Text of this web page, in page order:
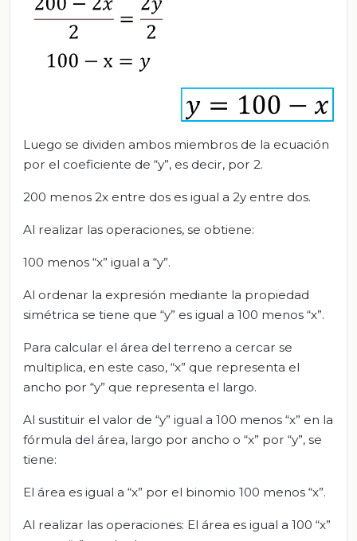
Luego se dividen ambos miembros de la ecuación
por el coeficiente de “y”, es decir, por 2.
200 menos 2x entre dos es igual a 2y entre dos.
Al realizar las operaciones, se obtiene:
100 menos “x” igual a “y”.
Al ordenar la expresión mediante la propiedad
simétrica se tiene que “y” es igual a 100 menos “x”.
Para calcular el área del terreno a cercar se
multiplica, en este caso, “x” que representa el
ancho por “y” que representa el largo.
Al sustituir el valor de “y” igual a 100 menos “x” en la
fórmula del área, largo por ancho o “x” por “y”, se
tiene:
El área es igual a “x” por el binomio 100 menos “x”.
Al realizar las operaciones: El área es igual a 100 “x”